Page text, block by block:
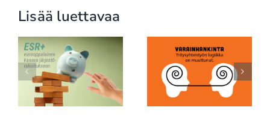
Lisää luettavaa
Yritysyhteistyö ei ole
hyväntekeväisyyttä: se
on strategista
vastuullisuutta
SpaceX, ESG ja
rahoituksen uusi
todellisuus: edes
maailman rikkaimman
miehen yhtiö ei ole due
diligencen ulkopuolella